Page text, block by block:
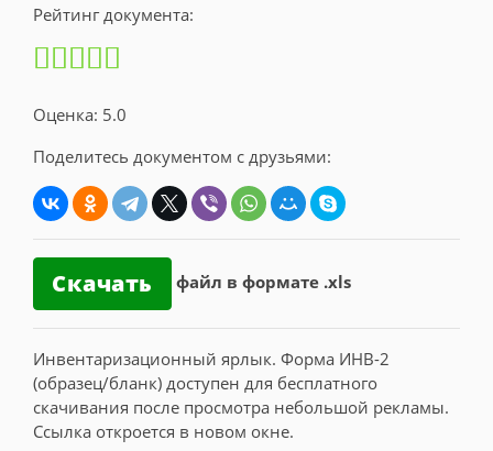
Рейтинг документа:
Оценка: 5.0
Поделитесь документом с друзьями:
Скачать файл в формате .xls
Инвентаризационный ярлык. Форма ИНВ-2
(образец/бланк) доступен для бесплатного
скачивания после просмотра небольшой рекламы.
Ссылка откроется в новом окне.